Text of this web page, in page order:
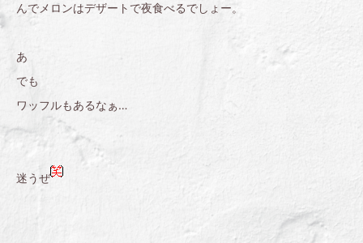
んでメロンはデザートで夜食べるでしょー。
あ
でも
ワッフルもあるなぁ…
迷うぜ